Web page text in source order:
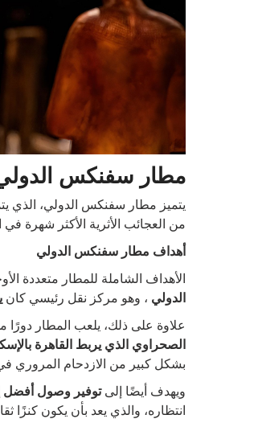
مطار سفنكس الدولي:
يتميز مطار سفنكس الدولي، الذي
من العجائب الأثرية الأكثر شهرة في
أهداف مطار سفنكس الدولي
الأهداف الشاملة للمطار متعددة
الدولي ، وهو مركز نقل رئيسي كان
علاوة على ذلك، يلعب المطار دورًا
الصحراوي الذي يربط القاهرة بالإسكندرية، على بعد
بشكل كبير من الازدحام المروري
ويهدف أيضًا إلىتوفير وصول أفضل
انتظاره، والذي يعد بأن يكون كنزًا